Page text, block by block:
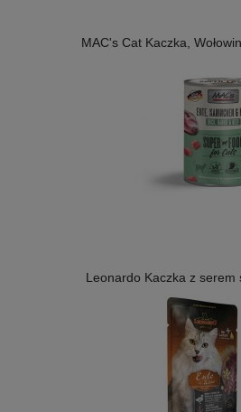
MAC's Cat Kaczka,
Leonardo Kaczka z serem